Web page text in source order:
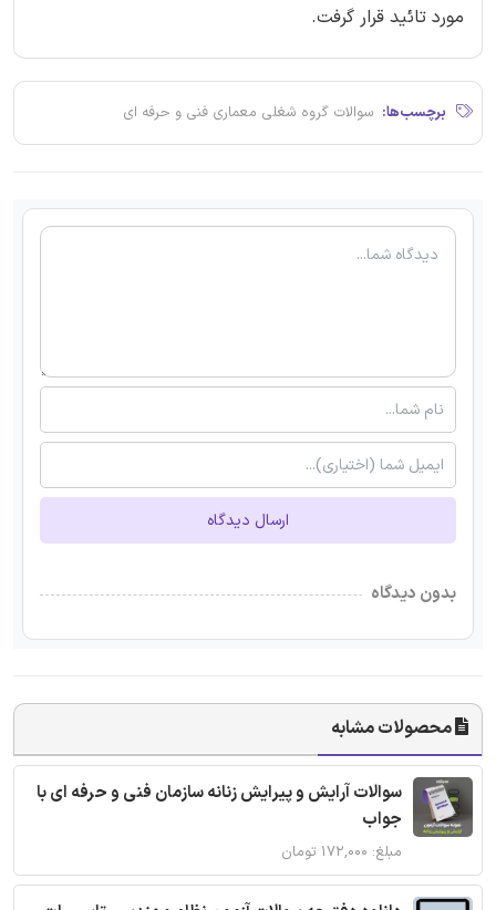
مورد تائید قرار گرفت.
برچسب‌ها: سوالات گروه شغلی معماری فنی و حرفه ای
ارسال دیدگاه
بدون دیدگاه
محصولات مشابه
سوالات آرایش و پیرایش زنانه سازمان فنی و حرفه ای با
جواب
مبلغ: ۱۷۲,۰۰۰ تومان